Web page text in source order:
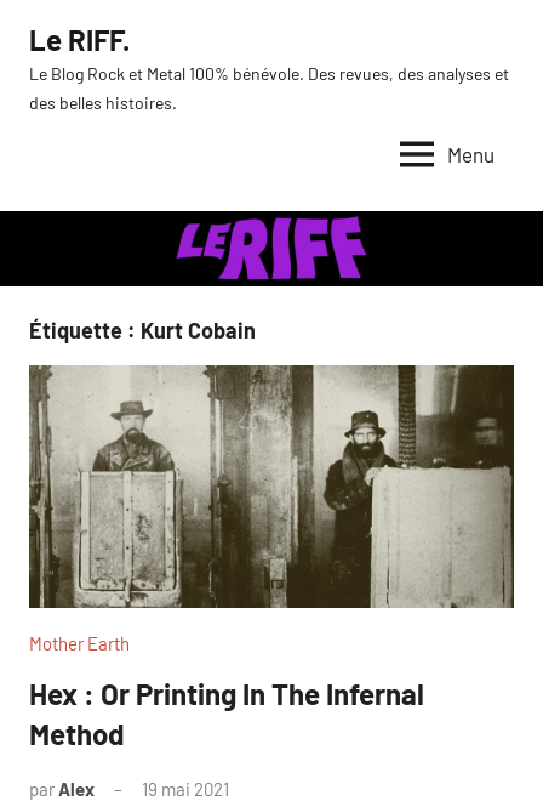
contenu
Le RIFF.
Le Blog Rock et Metal 100% bénévole. Des revues, des analyses et
des belles histoires.
Menu
Étiquette : Kurt Cobain
Mother Earth
Hex : Or Printing In The Infernal
Method
parAlex 19 mai 2021